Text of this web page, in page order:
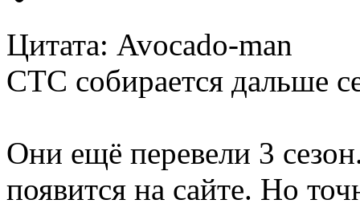
Цитата: Avocado-man
СТС собирается дальше
Они ещё перевели 3
появится на сайте. Но